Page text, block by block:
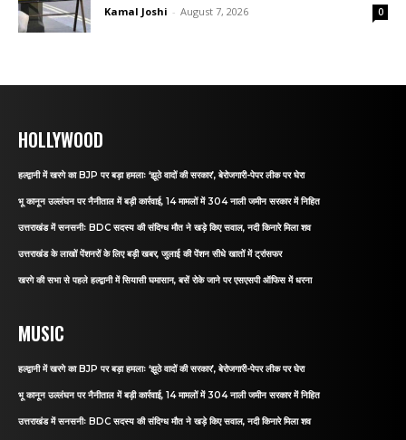
Kamal Joshi - August 7, 2026 0
HOLLYWOOD
हल्द्वानी में खरगे का BJP पर बड़ा हमलाः ‘झूठे वादों की सरकार’, बेरोजगारी-पेपर लीक पर घेरा
भू कानून उल्लंघन पर नैनीताल में बड़ी कार्रवाई, 14 मामलों में 304 नाली जमीन सरकार में निहित
उत्तराखंड में सनसनीः BDC सदस्य की संदिग्ध मौत ने खड़े किए सवाल, नदी किनारे मिला शव
उत्तराखंड के लाखों पेंशनरों के लिए बड़ी खबर, जुलाई की पेंशन सीधे खातों में ट्रांसफर
खरगे की सभा से पहले हल्द्वानी में सियासी घमासान, बसें रोके जाने पर एसएसपी ऑफिस में धरना
MUSIC
हल्द्वानी में खरगे का BJP पर बड़ा हमलाः ‘झूठे वादों की सरकार’, बेरोजगारी-पेपर लीक पर घेरा
भू कानून उल्लंघन पर नैनीताल में बड़ी कार्रवाई, 14 मामलों में 304 नाली जमीन सरकार में निहित
उत्तराखंड में सनसनीः BDC सदस्य की संदिग्ध मौत ने खड़े किए सवाल, नदी किनारे मिला शव